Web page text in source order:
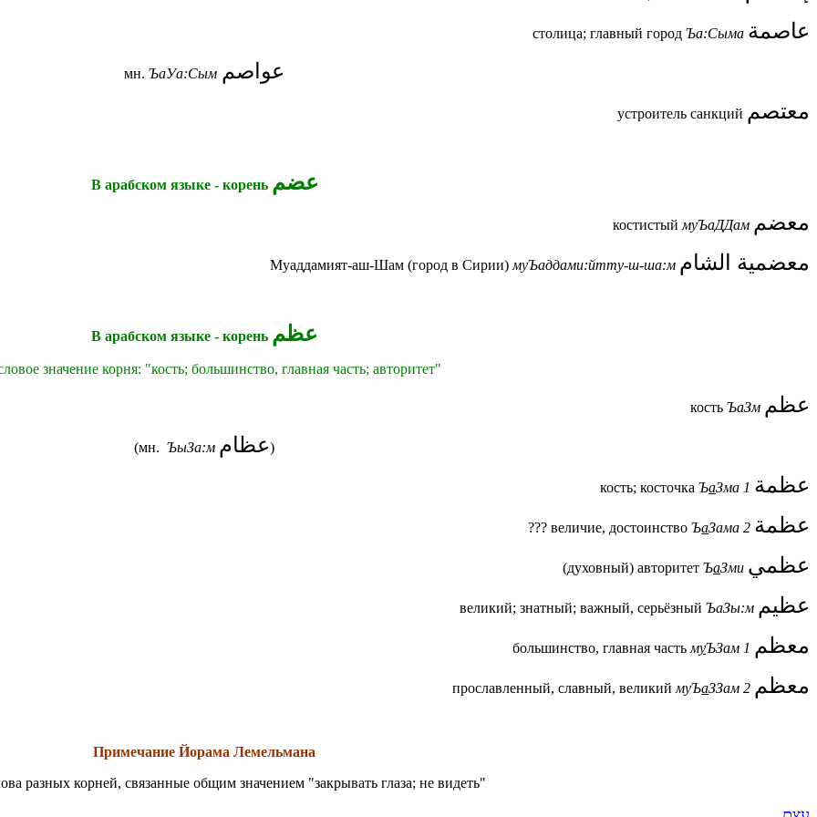
столица; главный город Ъа:Сыма عاصمة
мн. ЪаУа:Сым عواصم
устроитель санкций معتصم
В арабском языке - корень عضم
костистый муЪаДДам معضم
Муаддамият-аш-Шам (город в Сирии) муЪаддами:йтту-ш-ша:м معضمية الشام
В арабском языке - корень عظم
значение корня: "кость; большинство, главная часть; авторитет"
кость ЪаЗм عظم
(мн. ЪыЗа:м عظام)
кость; косточка ЪаЗма 1 عظمة
??? величие, достоинство ЪаЗама 2 عظمة
(духовный) авторитет ЪаЗми عظمي
великий; знатный; важный, серьёзный ЪаЗы:м عظيم
большинство, главная часть муЪЗам 1 معظم
прославленный, славный, великий муЪаЗЗам 2 معظم
Примечание Йорама Лемельмана
разных корней, связанные общим значением "закрывать глаза; не видеть"